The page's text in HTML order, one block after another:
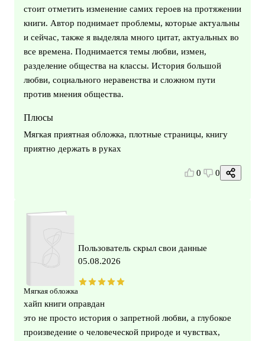
стоит отметить изменение самих героев на протяжении
книги. Автор поднимает проблемы, которые актуальны
и сейчас, также я выделяла много цитат, актуальных во
все времена. Поднимается темы любви, измен,
разделение общества на классы. История большой
любви, социального неравенства и сложном пути
против мнения общества.
Плюсы
Мягкая приятная обложка, плотные страницы, книгу
приятно держать в руках
0 0
Мягкая обложка
Пользователь скрыл свои данные
05.08.2026
хайп книги оправдан
это не просто история о запретной любви, а глубокое
произведение о человеческой природе и чувствах,